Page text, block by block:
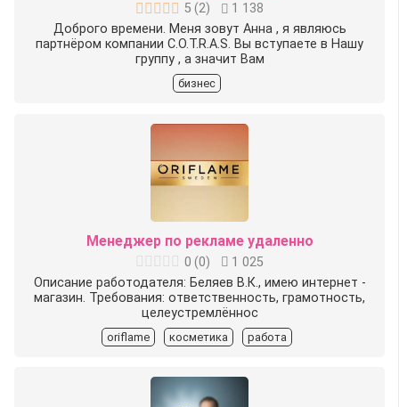
5 (2)
1 138
Доброго времени. Меня зовут Анна , я являюсь
партнёром компании C.O.T.R.A.S. Вы вступаете в Нашу
группу , а значит Вам
бизнес
Менеджер по рекламе удаленно
0 (0)
1 025
Описание работодателя: Беляев В.К., имею интернет -
магазин. Требования: ответственность, грамотность,
целеустремлённос
oriflame косметика работа